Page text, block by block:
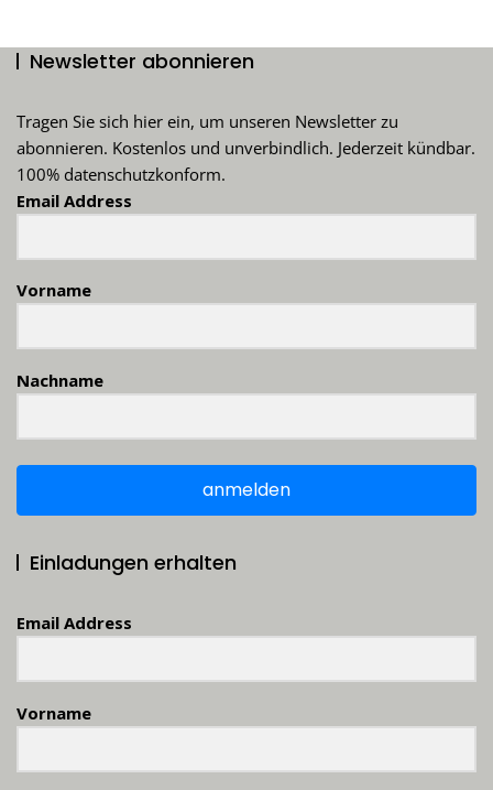
Newsletter abonnieren
Tragen Sie sich hier ein, um unseren Newsletter zu
abonnieren. Kostenlos und unverbindlich. Jederzeit kündbar.
100% datenschutzkonform.
Email Address
Vorname
Nachname
anmelden
Einladungen erhalten
Email Address
Vorname